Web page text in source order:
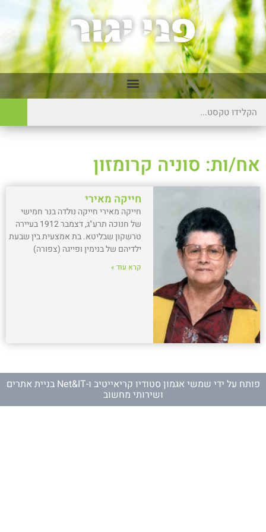
אח/ות: סוניה קרומזון
חייקה מאירי
חייקה מאירי חייקה נולדה בנר חמישי
של חנוכה תרע"ג, דצמבר 1912 בעיירה
טרשקון שבליטא. בת אמצעית בין שבעת
ילדיהם של בנימין ופייגה (צפורה)
קרא עוד »
פותח על ידי שמשי אגמון סטודיו קריאייטיב ו- Net&IT בניית אתרים
ושירותי מחשוב